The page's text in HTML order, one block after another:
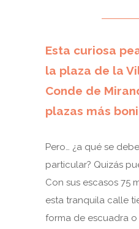
Esta curiosa
la plaza de la
Conde de
plazas más
Pero… ¿a qué se
particular? Quizás
Con sus escasos 75
esta tranquila calle
forma de escuadra o